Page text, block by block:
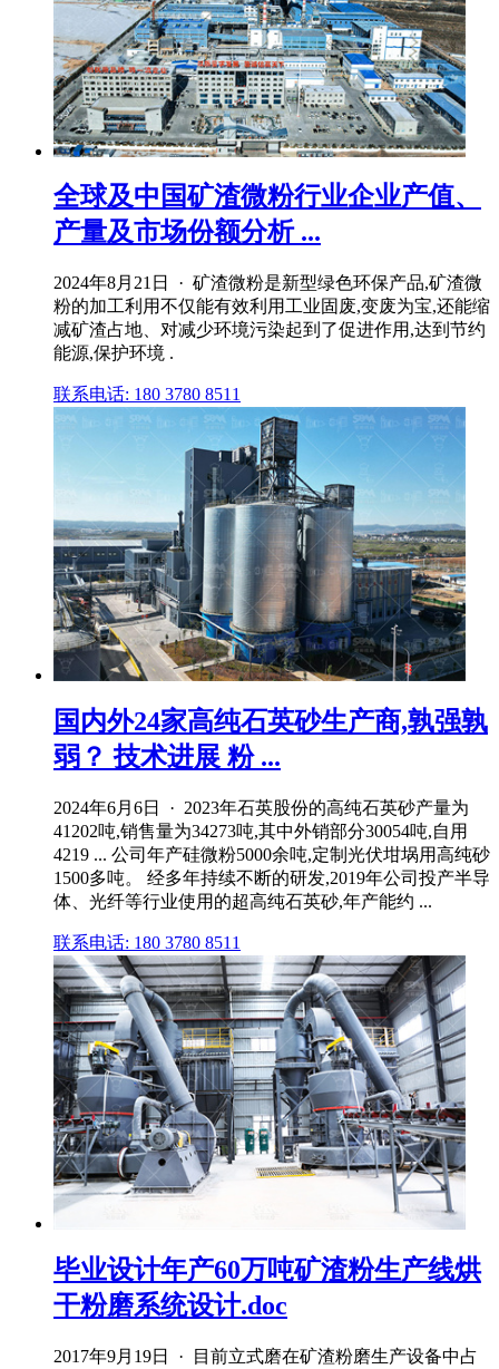
全球及中国矿渣微粉行业企业产值、
产量及市场份额分析 ...
2024年8月21日 · 矿渣微粉是新型绿色环保产品,矿渣微
粉的加工利用不仅能有效利用工业固废,变废为宝,还能缩
减矿渣占地、对减少环境污染起到了促进作用,达到节约
能源,保护环境 .
联系电话: 180 3780 8511
国内外24家高纯石英砂生产商,孰强孰
弱？ 技术进展 粉 ...
2024年6月6日 · 2023年石英股份的高纯石英砂产量为
41202吨,销售量为34273吨,其中外销部分30054吨,自用
4219 ... 公司年产硅微粉5000余吨,定制光伏坩埚用高纯砂
1500多吨。 经多年持续不断的研发,2019年公司投产半导
体、光纤等行业使用的超高纯石英砂,年产能约 ...
联系电话: 180 3780 8511
毕业设计年产60万吨矿渣粉生产线烘
干粉磨系统设计.doc
2017年9月19日 · 目前立式磨在矿渣粉磨生产设备中占